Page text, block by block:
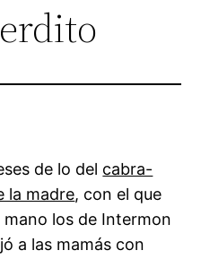
de lo del cabra-
la madre, con el que
mano los de Intermon
a las mamás con